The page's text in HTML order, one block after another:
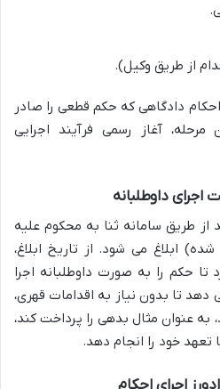
از طریق وکیل).
دادگاهی که حکم قطعی را صادر
آغاز رسمی فرآیند اجرایی
اجرای داوطلبانه
از طریق سامانه ثنا به محکوم علیه
ابلاغ می شود. از تاریخ ابلاغ،
تا حکم را به صورت داوطلبانه اجرا
تا بدون نیاز به اقدامات قهری،
به عنوان مثال بدهی را پرداخت کند،
تعهد خود را انجام دهد.